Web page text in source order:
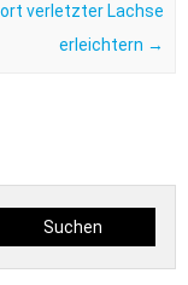
verletzter Lachse
erleichtern →
Suchen